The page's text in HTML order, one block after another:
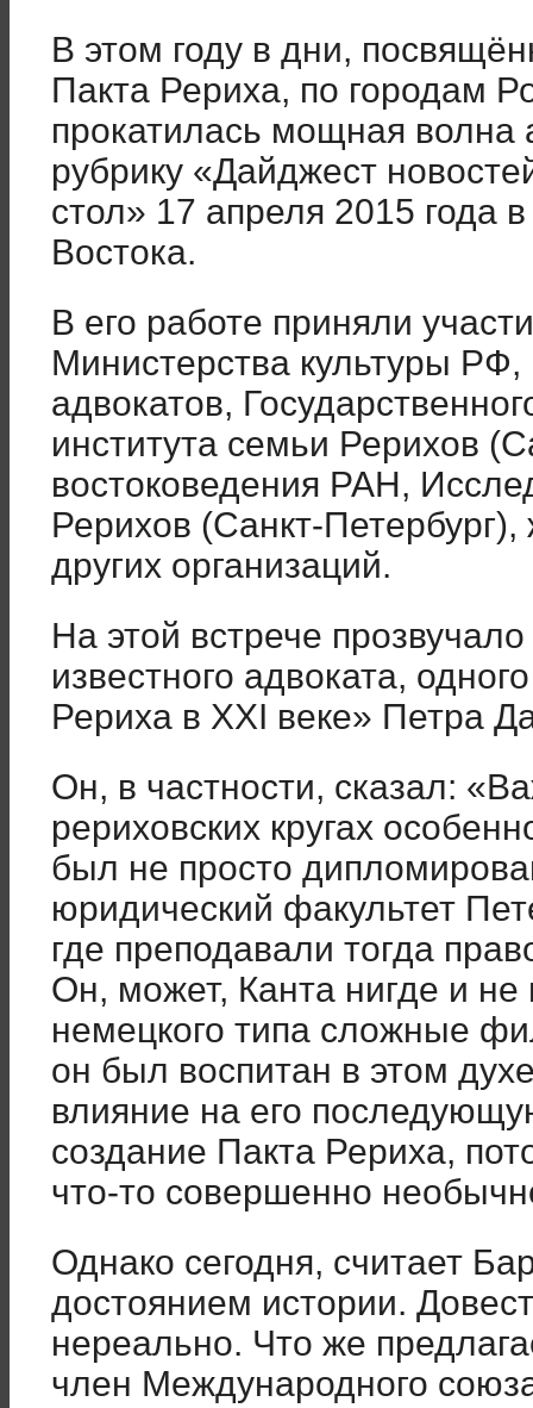
В этом году в дни,
Пакта Рериха, по городам
прокатилась мощная волна
рубрику «Дайджест
стол» 17 апреля 2015 года
Востока.
В его работе приняли
Министерства культуры
адвокатов,
института семьи Рерихов
востоковедения РАН,
Рерихов (Санкт-
других организаций.
На этой встрече
известного адвоката,
Рериха в XXI веке» Петра
Он, в частности, сказал:
рериховских кругах
был не просто
юридический факультет
где преподавали тогда
Он, может, Канта нигде и
немецкого типа сложные
он был воспитан в этом
влияние на его
создание Пакта Рериха,
что-то совершенно
Однако сегодня, считает
достоянием истории.
нереально. Что же
член Международного